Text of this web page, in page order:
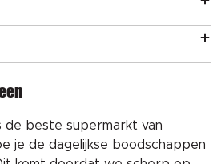
de beste supermarkt van
je de dagelijkse boodschappen